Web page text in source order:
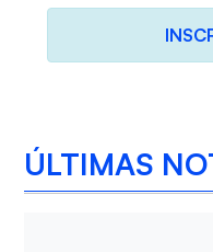
ÚLTIMAS